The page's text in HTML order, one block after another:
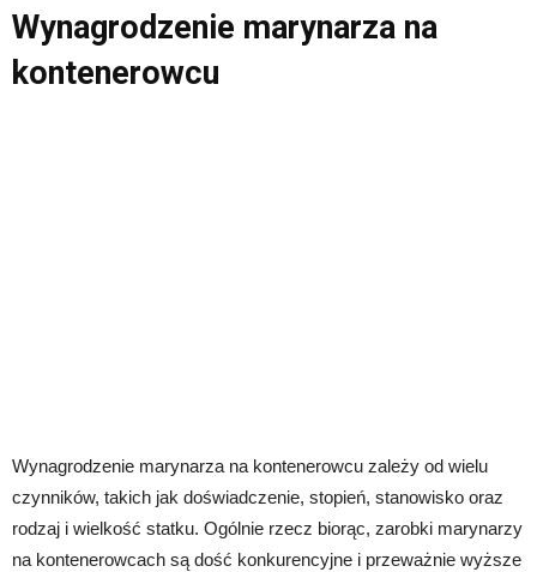
Wynagrodzenie marynarza na
kontenerowcu
Wynagrodzenie marynarza na kontenerowcu zależy od wielu
czynników, takich jak doświadczenie, stopień, stanowisko oraz
rodzaj i wielkość statku. Ogólnie rzecz biorąc, zarobki marynarzy
na kontenerowcach są dość konkurencyjne i przeważnie wyższe